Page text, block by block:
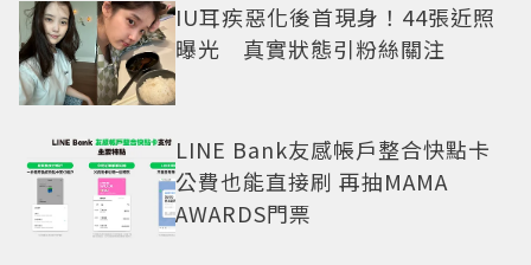
IU耳疾惡化後首現身！44張近照
曝光 真實狀態引粉絲關注
LINE Bank友感帳戶整合快點卡
公費也能直接刷 再抽MAMA
AWARDS門票